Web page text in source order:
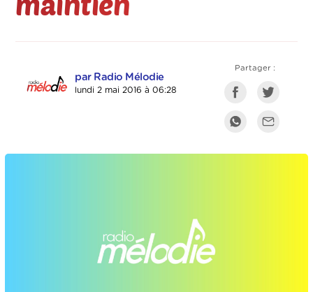
par Radio Mélodie
lundi 2 mai 2016 à 06:28
Partager :